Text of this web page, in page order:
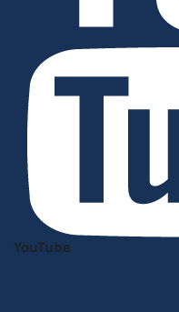
YouTube